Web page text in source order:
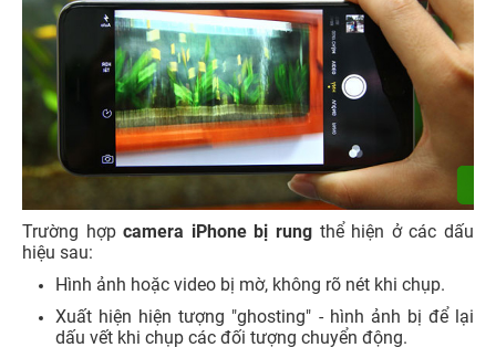
Trường hợpcamera iPhone bị rung thể hiện ở các dấu
hiệu sau:
Hình ảnh hoặc video bị mờ, không rõ nét khi chụp.
Xuất hiện hiện tượng "ghosting" - hình ảnh bị để lại
dấu vết khi chụp các đối tượng chuyển động.